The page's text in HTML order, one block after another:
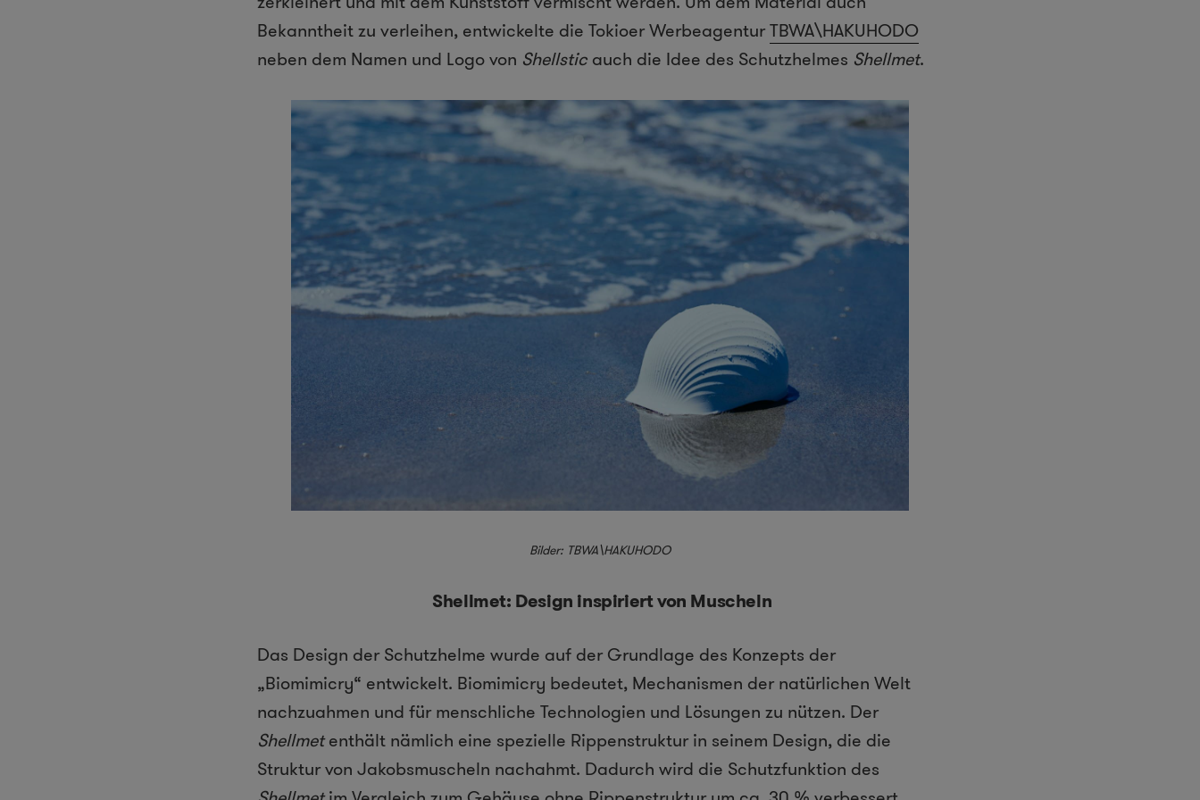
Bekanntheit zu verleihen, entwickelte die Tokioer WerbeagenturTBWA\HAKUHODO
neben dem Namen und Logo von Shellstic auch die Idee des Schutzhelmes Shellmet.
Bilder: TBWA\HAKUHODO
Shellmet: Design inspiriert von Muscheln
Das Design der Schutzhelme wurde auf der Grundlage des Konzepts der
„Biomimicry“ entwickelt. Biomimicry bedeutet, Mechanismen der natürlichen Welt
nachzuahmen und für menschliche Technologien und Lösungen zu nützen. Der
Shellmetenthält nämlich eine spezielle Rippenstruktur in seinem Design, die die
Struktur von Jakobsmuscheln nachahmt. Dadurch wird die Schutzfunktion des